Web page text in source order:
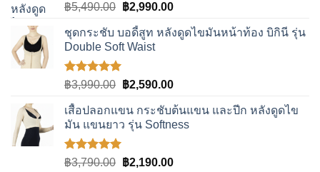
ให้คะแนน
1-5
คะแนน
฿5,490.00 Original
was:
฿5,490.00.
฿2,990.00Current
is:
ชุดกระชับ บอดี้สูท หลังดูดไขมันหน้าท้อง บิกินี รุ่น
Double Soft Waist
ให้คะแนน
1-5
คะแนน
฿3,990.00 Original
was:
฿3,990.00.
฿2,590.00Current
is:
฿2,590.00.
เสื้อปลอกแขน กระชับต้นแขน และปีก หลังดูดไข
มัน แขนยาว รุ่น Softness
ให้คะแนน
฿3,790.00 Original
฿2,190.00Current